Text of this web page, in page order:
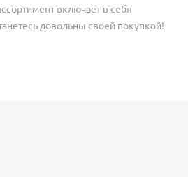
включает в себя
довольны своей покупкой!